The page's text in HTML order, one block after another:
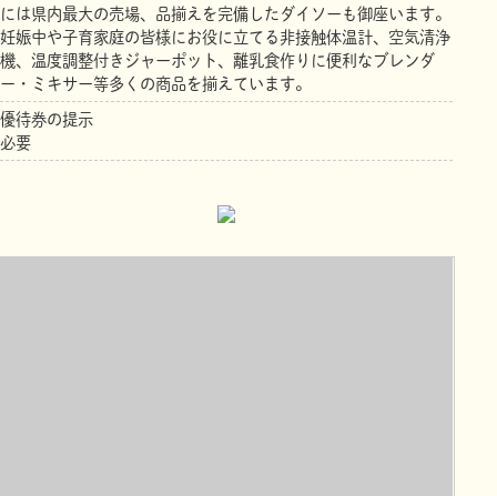
には県内最大の売場、品揃えを完備したダイソーも御座います。
妊娠中や子育家庭の皆様にお役に立てる非接触体温計、空気清浄
機、温度調整付きジャーポット、離乳食作りに便利なブレンダ
ー・ミキサー等多くの商品を揃えています。
優待券の提示
必要